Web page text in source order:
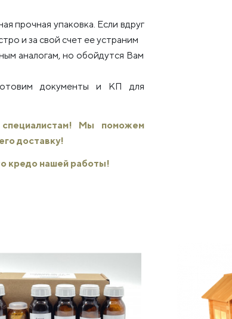
прочная упаковка. Если вдруг
и за свой счет ее устраним
аналогам, но обойдутся Вам
документы и КП для
Мы поможем
доставку!
кредо нашей работы!